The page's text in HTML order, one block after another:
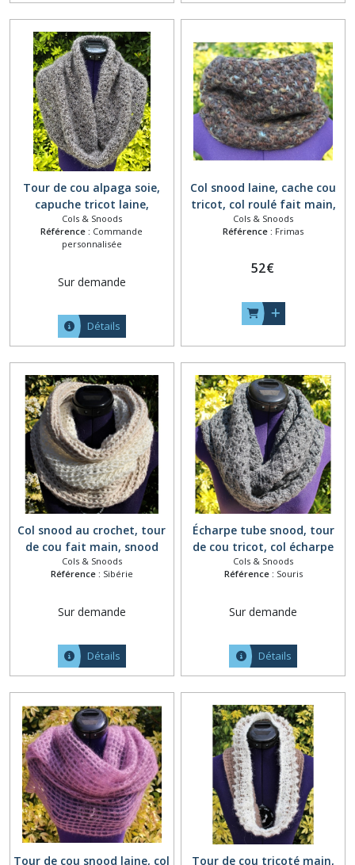
Tour de cou alpaga soie,
capuche tricot laine,
plastron snood tricoté
main, écharpe tube
capuchon, collier cache col,
amovible gris
Cols & Snoods
Référence : Commande
personnalisée
Sur demande
Détails
Col snood laine, cache cou
tricot, col roulé fait main,
col écharpe, cache col
amovible, tour de cou,
kaki bleu
Cols & Snoods
Référence : Frimas
52€
Col snood au crochet, tour
de cou fait main, snood
laine peignée et acrylique,
col amovible, écharpe
maille beige écru
Cols & Snoods
Référence : Sibérie
Sur demande
Détails
Écharpe tube snood, tour
de cou tricot, col écharpe
amovible en laine, foulard
fait main gris anthracite,
laine
Cols & Snoods
Référence : Souris
Sur demande
Détails
Tour de cou snood laine, col Tour de cou tricoté main,